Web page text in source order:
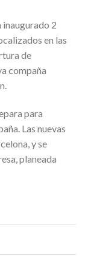
inaugurado 2
en las
de
compaña
para
Las nuevas
y se
planeada